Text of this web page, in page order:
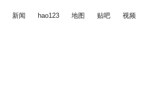
新闻 hao123 地图 贴吧 视频